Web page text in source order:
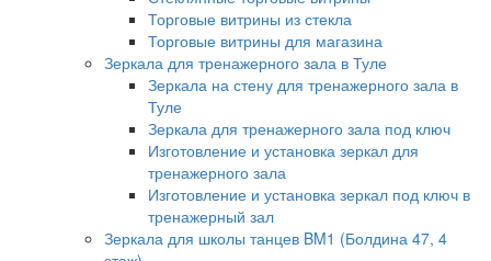
Торговые витрины из стекла
Торговые витрины для магазина
Зеркала для тренажерного зала в Туле
Зеркала на стену для тренажерного зала в
Туле
Зеркала для тренажерного зала под ключ
Изготовление и установка зеркал для
тренажерного зала
Изготовление и установка зеркал под ключ в
тренажерный зал
Зеркала для школы танцев BM1 (Болдина 47, 4